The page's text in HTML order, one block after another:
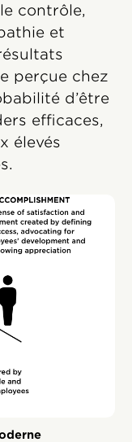
contrôle,
et
perçue chez
d’être
efficaces,
élevés